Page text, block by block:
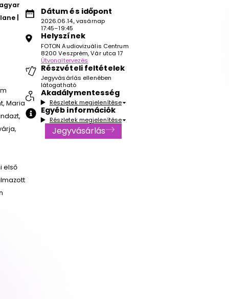
|
Maria
első
Dátum és időpont
2026.06.14., vasárnap
17:45–19:45
Helyszínek
FOTON Audiovizuális Centrum
8200 Veszprém, Vár utca 17
Útvonaltervezés
Részvételi feltételek
Jegyvásárlás ellenében
látogatható
Akadálymentesség
Részletek megjelenítése
Egyéb információk
Részletek megjelenítése
Jegyvásárlás